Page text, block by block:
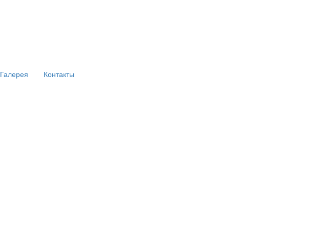
Галерея Контакты